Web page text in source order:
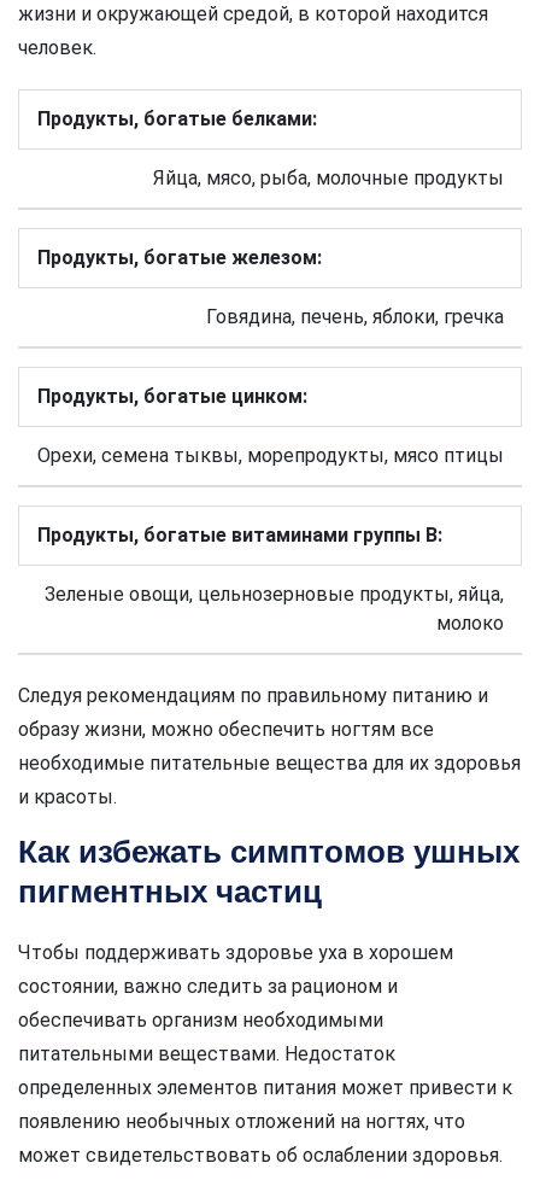
жизни и окружающей средой, в которой находится
человек.
Продукты, богатые белками:
Яйца, мясо, рыба, молочные продукты
Продукты, богатые железом:
Говядина, печень, яблоки, гречка
Продукты, богатые цинком:
Орехи, семена тыквы, морепродукты, мясо птицы
Продукты, богатые витаминами группы В:
Зеленые овощи, цельнозерновые продукты, яйца,
молоко
Следуя рекомендациям по правильному питанию и
образу жизни, можно обеспечить ногтям все
необходимые питательные вещества для их здоровья
и красоты.
Как избежать симптомов ушных
пигментных частиц
Чтобы поддерживать здоровье уха в хорошем
состоянии, важно следить за рационом и
обеспечивать организм необходимыми
питательными веществами. Недостаток
определенных элементов питания может привести к
появлению необычных отложений на ногтях, что
может свидетельствовать об ослаблении здоровья.